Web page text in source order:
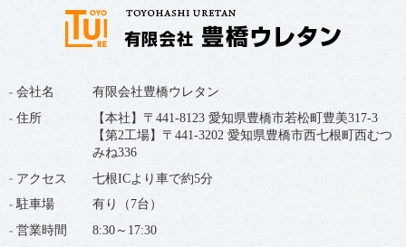
会社名
有限会社豊橋ウレタン
住所
【本社】〒441-8123 愛知県豊橋市若松町豊美317-3
【第2工場】〒441-3202 愛知県豊橋市西七根町西むつ
みね336
アクセス
七根ICより車で約5分
駐車場
有り（7台）
営業時間
8:30～17:30